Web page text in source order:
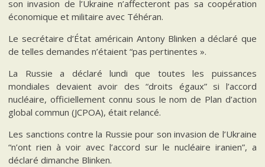
son invasion de l’Ukraine n’affecteront pas sa coopération
économique et militaire avec Téhéran.
Le secrétaire d’État américain Antony Blinken a déclaré que
de telles demandes n’étaient “pas pertinentes ».
La Russie a déclaré lundi que toutes les puissances
mondiales devaient avoir des “droits égaux” si l’accord
nucléaire, officiellement connu sous le nom de Plan d’action
global commun (JCPOA), était relancé.
Les sanctions contre la Russie pour son invasion de l’Ukraine
“n’ont rien à voir avec l’accord sur le nucléaire iranien”, a
déclaré dimanche Blinken.